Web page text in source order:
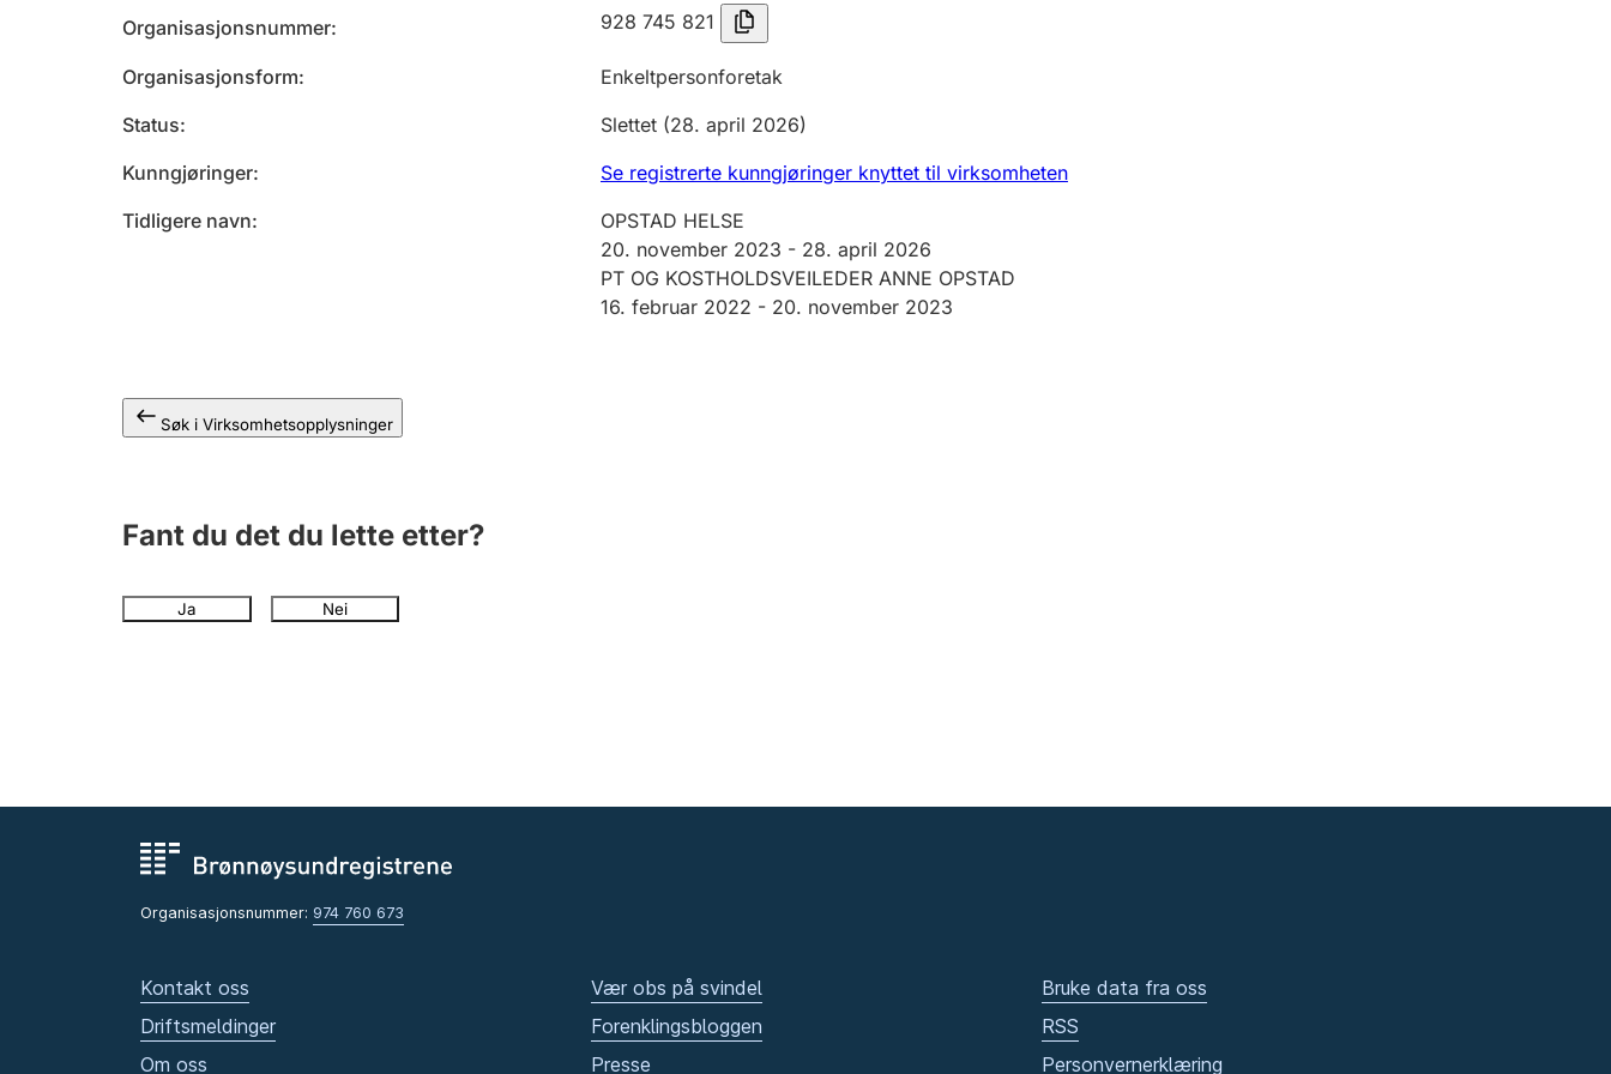
Organisasjonsnummer 928 745 821
Organisasjonsform
Enkeltpersonforetak
Status
Slettet (28. april 2026)
Kunngjøringer
Se registrerte kunngjøringer knyttet til virksomheten
Tidligere navn
OPSTAD HELSE
20. november 2023 - 28. april 2026
PT OG KOSTHOLDSVEILEDER ANNE OPSTAD
16. februar 2022 - 20. november 2023
Søk i Virksomhetsopplysninger
Fant du det du lette etter?
Ja Nei
Organisasjonsnummer: 974 760 673
Kontakt oss
Driftsmeldinger
Om oss
Vær obs på svindel
Forenklingsbloggen
Presse
Bruke data fra oss
RSS
Personvernerklæring